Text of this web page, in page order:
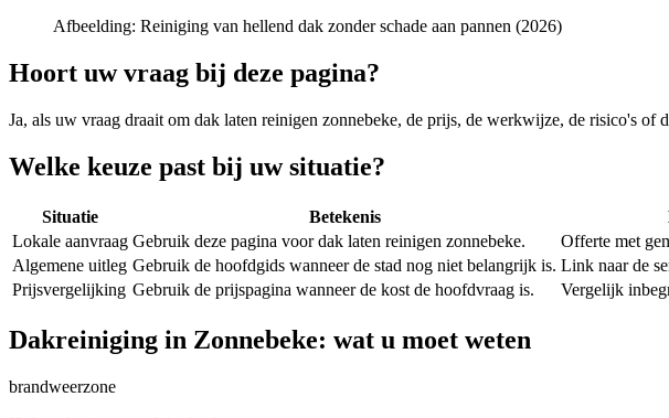
Afbeelding: Reiniging van hellend dak zonder schade aan pannen (2026)
Hoort uw vraag bij deze pagina?
Ja, als uw vraag draait om dak laten reinigen zonnebeke, de prijs, de werkwijze, de risico's of
Welke keuze past bij uw situatie?
Situatie Betekenis
Lokale aanvraag Gebruik deze pagina voor dak laten reinigen zonnebeke.
Offerte met
Algemene uitleg Gebruik de hoofdgids wanneer de stad nog niet belangrijk is. Link naar de
Prijsvergelijking Gebruik de prijspagina wanneer de kost de hoofdvraag is. Vergelijk
Dakreiniging in Zonnebeke: wat u moet weten
brandweerzone